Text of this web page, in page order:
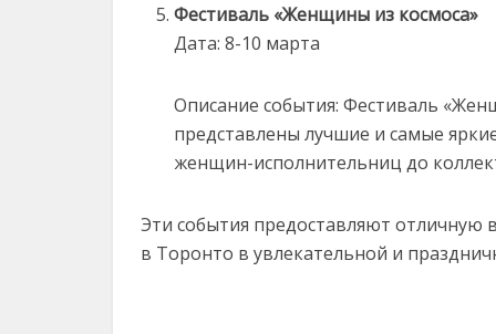
Фестиваль «Женщины из космоса»
Дата: 8-10 марта
Описание события: Фестиваль
представлены лучшие и самые
женщин-исполнительниц до
Эти события предоставляют
в Торонто в увлекательной и